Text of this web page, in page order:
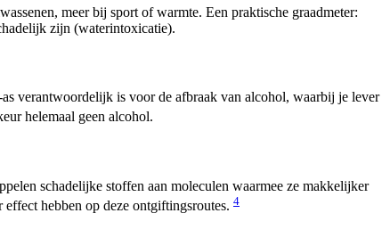
meer bij sport of warmte. Een praktische graadmeter:
zijn (waterintoxicatie).
verantwoordelijk is voor de afbraak van alcohol, waarbij je lever
helemaal geen alcohol.
schadelijke stoffen aan moleculen waarmee ze makkelijker
hebben op deze ontgiftingsroutes. 4